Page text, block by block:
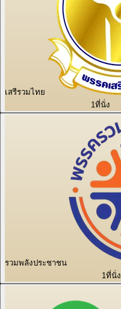
เสรีรวมไทย
1ที่นั่ง
รวมพลังประชาชน
1ที่นั่ง